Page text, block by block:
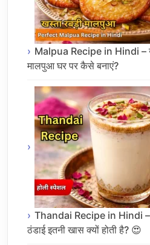
Malpua Recipe in Hindi –
मालपुआ घर पर कैसे बनाएं?
Thandai Recipe in Hindi –
ठंडाई इतनी खास क्यों होती है? 😍